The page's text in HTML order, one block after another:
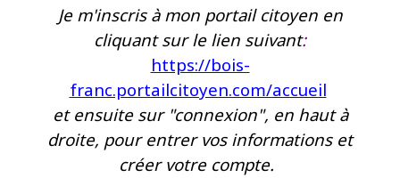
Je m'inscris à mon portail citoyen en
cliquant sur le lien suivant:
https://bois-
franc.portailcitoyen.com/accueil
et ensuite sur "connexion", en haut à
droite, pour entrer vos informations et
créer votre compte.